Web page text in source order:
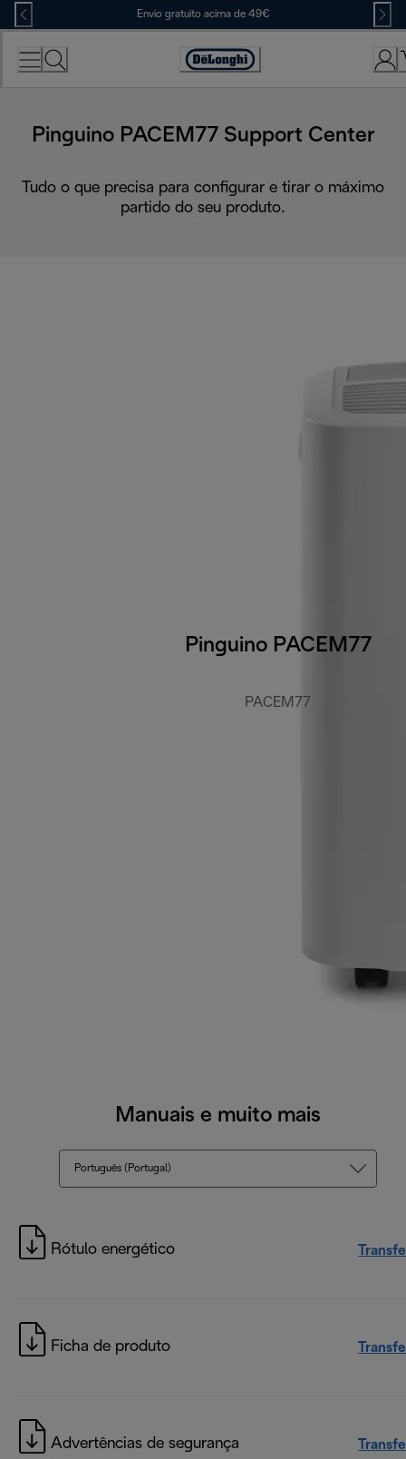
Skip
to
Content
Envio gratuito acima de 49€
Accessibility
Pinguino PACEM77 Support Center
Tudo o que precisa para configurar e tirar o máximo
partido do seu produto.
Pinguino PACEM77
PACEM77
Manuais e muito mais
Português (Portugal)
Rótulo energético
Ficha de produto
Advertências de segurança